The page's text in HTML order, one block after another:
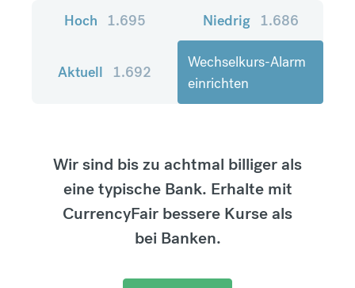
Hoch 1.695 Niedrig 1.686
Aktuell 1.692
Wechselkurs-Alarm
einrichten
Wir sind bis zu achtmal billiger als
eine typische Bank. Erhalte mit
CurrencyFair bessere Kurse als
bei Banken.